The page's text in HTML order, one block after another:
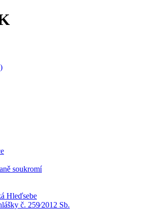
soukromí
Hleďsebe
č. 259⁄2012 Sb.